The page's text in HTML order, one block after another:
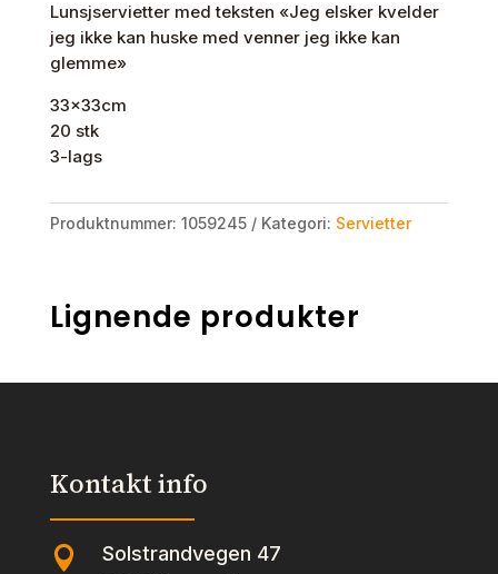
kvelder.."
antall
Lunsjservietter med teksten «Jeg elsker kvelder
jeg ikke kan huske med venner jeg ikke kan
glemme»
33x33cm
20 stk
3-lags
Produktnummer: 1059245 Kategori: Servietter
Lignende produkter
Kontakt info
 Solstrandvegen 47